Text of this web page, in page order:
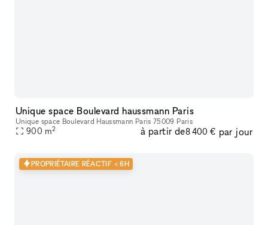
Unique space Boulevard haussmann Paris
Unique space Boulevard Haussmann Paris 75009 Paris
900 m2 à partir de8 400 € par jour
PROPRIÉTAIRE RÉACTIF < 6H